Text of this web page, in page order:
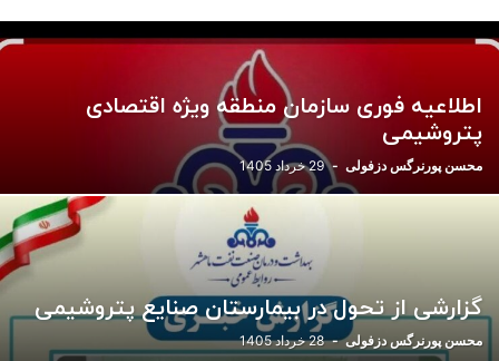
اطلاعیه فوری سازمان منطقه ویژه اقتصادی
پتروشیمی
محسن پورنرگس دزفولی - 29 خرداد 1405
گزارشی از تحول در بیمارستان صنایع پتروشیمی
محسن پورنرگس دزفولی - 28 خرداد 1405